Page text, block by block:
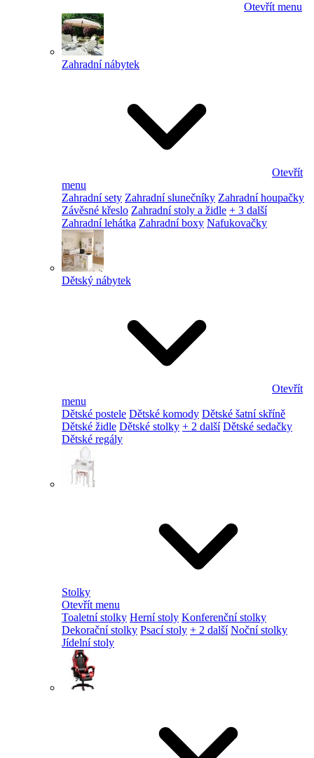
Otevřít menu
Zahradní nábytek
Otevřít
menu
Zahradní sety Zahradní slunečníky Zahradní houpačky
Závěsné křeslo Zahradní stoly a židle + 3 další
Zahradní lehátka Zahradní boxy Nafukovačky
Dětský nábytek
Otevřít
menu
Dětské postele Dětské komody Dětské šatní skříně
Dětské židle Dětské stolky + 2 další Dětské sedačky
Dětské regály
Stolky
Otevřít menu
Toaletní stolky Herní stoly Konferenční stolky
Dekorační stolky Psací stoly + 2 další Noční stolky
Jídelní stoly